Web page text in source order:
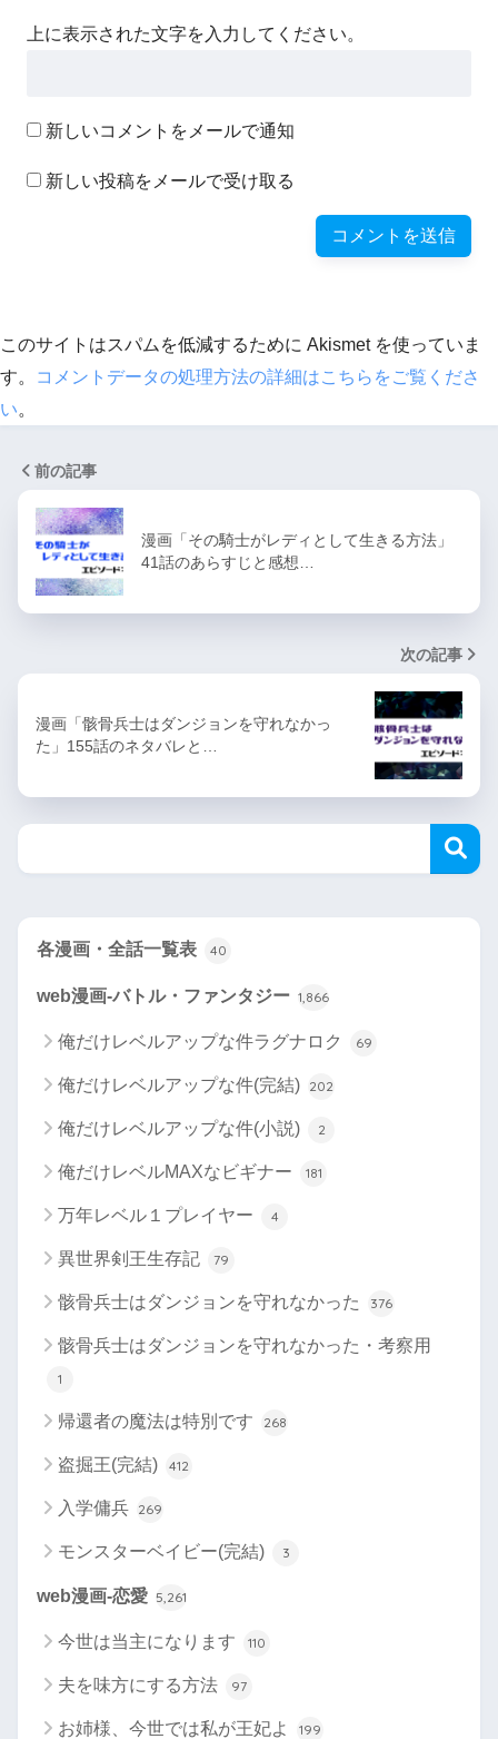
上に表示された文字を入力してください。
新しいコメントをメールで通知
新しい投稿をメールで受け取る
このサイトはスパムを低減するために Akismet を使っていま
す。
コメントデータの処理方法の詳細はこちらをご覧くださ
い。
前の記事
漫画「その騎士がレディとして生きる方法」
41話のあらすじと感想…
次の記事
漫画「骸骨兵士はダンジョンを守れなかっ
た」155話のネタバレと…
各漫画・全話一覧表 40
web漫画-バトル・ファンタジー 1,866
俺だけレベルアップな件ラグナロク 69
俺だけレベルアップな件(完結) 202
俺だけレベルアップな件(小説) 2
俺だけレベルMAXなビギナー 181
万年レベル１プレイヤー 4
異世界剣王生存記 79
骸骨兵士はダンジョンを守れなかった 376
骸骨兵士はダンジョンを守れなかった・考察用
1
帰還者の魔法は特別です 268
盗掘王(完結) 412
入学傭兵 269
モンスターベイビー(完結) 3
web漫画-恋愛 5,261
今世は当主になります 110
夫を味方にする方法 97
お姉様、今世では私が王妃よ 199